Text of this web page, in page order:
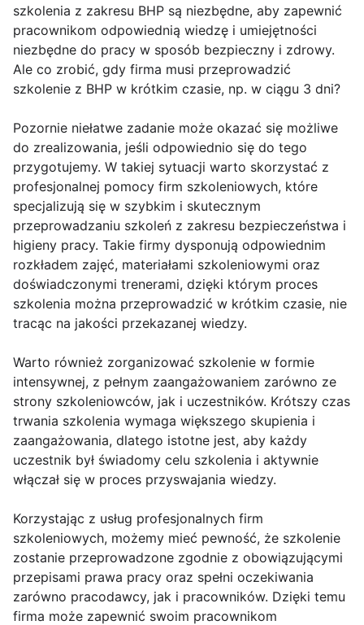
szkolenia z zakresu BHP są niezbędne, aby zapewnić
pracownikom odpowiednią wiedzę i umiejętności
niezbędne do pracy w sposób bezpieczny i zdrowy.
Ale co zrobić, gdy firma musi przeprowadzić
szkolenie z BHP w krótkim czasie, np. w ciągu 3 dni?
Pozornie niełatwe zadanie może okazać się możliwe
do zrealizowania, jeśli odpowiednio się do tego
przygotujemy. W takiej sytuacji warto skorzystać z
profesjonalnej pomocy firm szkoleniowych, które
specjalizują się w szybkim i skutecznym
przeprowadzaniu szkoleń z zakresu bezpieczeństwa i
higieny pracy. Takie firmy dysponują odpowiednim
rozkładem zajęć, materiałami szkoleniowymi oraz
doświadczonymi trenerami, dzięki którym proces
szkolenia można przeprowadzić w krótkim czasie, nie
tracąc na jakości przekazanej wiedzy.
Warto również zorganizować szkolenie w formie
intensywnej, z pełnym zaangażowaniem zarówno ze
strony szkoleniowców, jak i uczestników. Krótszy czas
trwania szkolenia wymaga większego skupienia i
zaangażowania, dlatego istotne jest, aby każdy
uczestnik był świadomy celu szkolenia i aktywnie
włączał się w proces przyswajania wiedzy.
Korzystając z usług profesjonalnych firm
szkoleniowych, możemy mieć pewność, że szkolenie
zostanie przeprowadzone zgodnie z obowiązującymi
przepisami prawa pracy oraz spełni oczekiwania
zarówno pracodawcy, jak i pracowników. Dzięki temu
firma może zapewnić swoim pracownikom